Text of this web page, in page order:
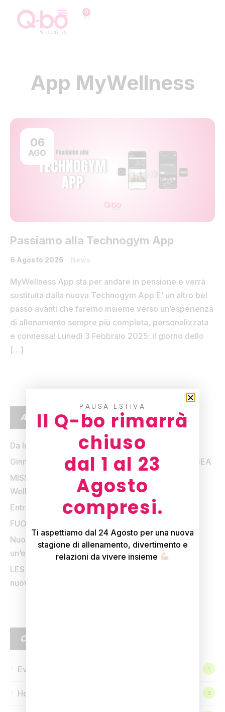
0
App MyWellness
06
AGO
Passiamo alla Technogym App
6 Agosto 2026 News
MyWellness App sta per andare in pensione e verrà
sostituita dalla nuova Technogym App E’ un altro bel
passo avanti che faremo insieme verso un’esperienza
di allenamento sempre più completa, personalizzata
e connessa! Lunedì 3 Febbraio 2025: il giorno dello
[…]
ARTICOLI RECENTI
Da lunedì 24 agosto il tuo benessere inizia prima
Ginnastica Evolutiva Antalgica: dal 6 luglio arriva GEA
MISSIONE 15: la sfida dell’estate firmata Q-bo
Wellness
Entra in vigore dal 1 Giugno
FUORI DI FITNESS sta tornando
Nuovo olio da massaggio: zafferano e vaniglia per
un’esperienza sensoriale unica
LES MILLS YOGA arriva da Q-bo Wellness: il tuo
nuovo modo di praticare Yoga
CATEGORIE
Eventi 1
Homepage 3
PAUSA ESTIVA
Il Q-bo rimarrà
chiuso
dal 1 al 23
Agosto
compresi.
Ti aspettiamo dal 24 Agosto per una nuova
stagione di allenamento, divertimento e
relazioni da vivere insieme